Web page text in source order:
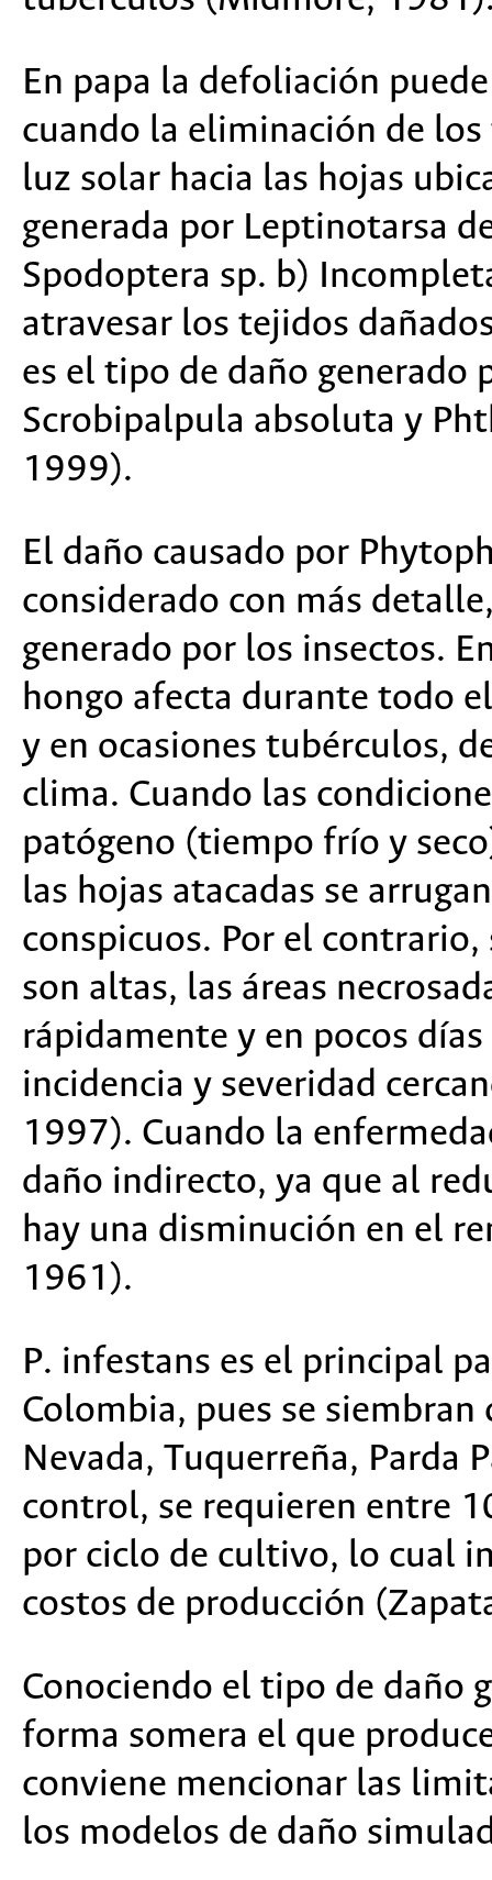
En papa la defoliación
cuando la eliminación de
luz solar hacia las hojas
generada por Leptinotarsa
Spodoptera sp. b)
atravesar los tejidos
es el tipo de daño generado
Scrobipalpula absoluta y
1999).
El daño causado por
considerado con más
generado por los insectos.
hongo afecta durante todo
y en ocasiones tubérculos,
clima. Cuando las
patógeno (tiempo frío y
las hojas atacadas se
conspicuos. Por el
son altas, las áreas
rápidamente y en pocos
incidencia y severidad
1997). Cuando la
daño indirecto, ya que al
hay una disminución en el
1961).
P. infestans es el principal
Colombia, pues se
Nevada, Tuquerreña, Parda
control, se requieren entre
por ciclo de cultivo, lo cual
costos de producción
Conociendo el tipo de daño
forma somera el que
conviene mencionar las
los modelos de daño